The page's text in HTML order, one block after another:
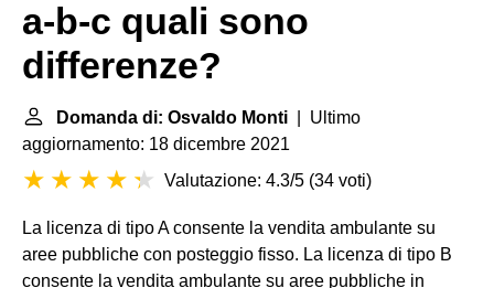
a-b-c quali sono
differenze?
Domanda di: Osvaldo Monti | Ultimo
aggiornamento: 18 dicembre 2021
Valutazione: 4.3/5 (34 voti)
La licenza di tipo A consente la vendita ambulante su
aree pubbliche con posteggio fisso. La licenza di tipo B
consente la vendita ambulante su aree pubbliche in